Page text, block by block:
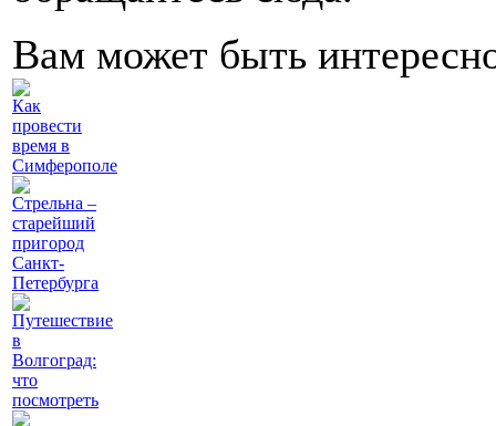
Вам может быть
Как
провести
время в
Симферополе
Стрельна –
старейший
пригород
Санкт-
Петербурга
Путешествие
в
Волгоград:
что
посмотреть